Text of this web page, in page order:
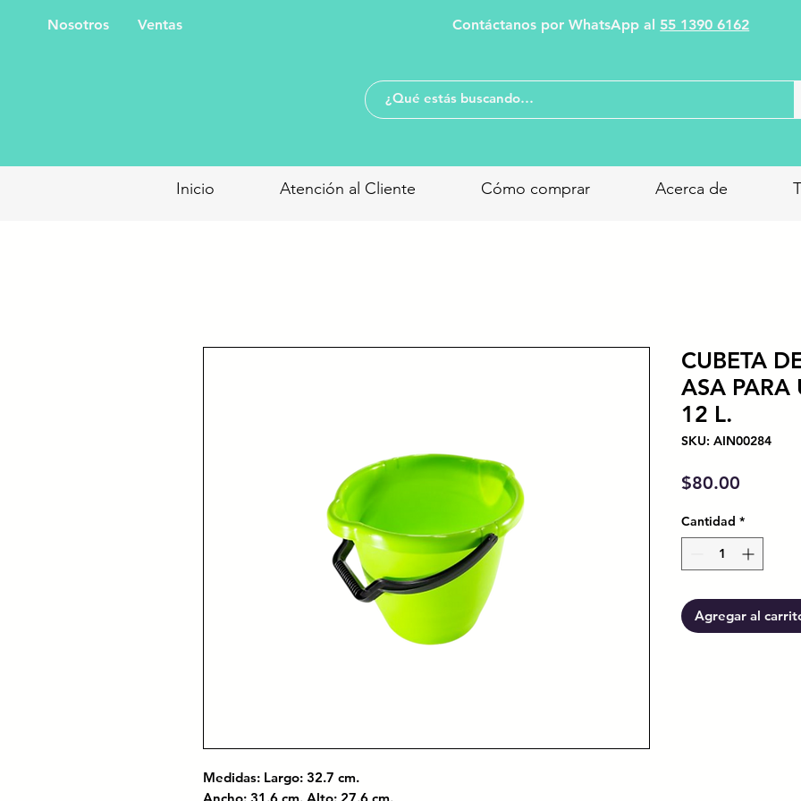
Nosotros Ventas Contáctanos por WhatsApp al 55 1390 6162
Inicio Atención al Cliente Cómo comprar Acerca de
Medidas: Largo: 32.7 cm.
CUBETA
ASA PARA
12 L.
SKU: AIN00284
$80.00
Cantidad *
Agregar al